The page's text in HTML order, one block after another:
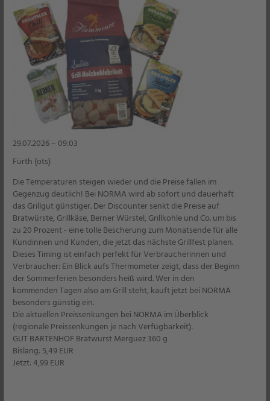
9,99
2er-Pack
SPIRIT OF MAUI
T-Shirt 2er-Pack
für Herren
8,99*
Filiale
29.07.2026 – 09:03
Fürth (ots)
Die Temperaturen steigen wieder und die Preise fallen im
Gegenzug deutlich! Bei NORMA wird ab sofort und dauerhaft
das Grillgut günstiger. Der Discounter senkt die Preise auf
Bratwürste, Grillkäse, Berner Würstel, Grillkohle und Co. um bis
zu 20 Prozent - eine tolle Bescherung zum Monatsende für alle
Kundinnen und Kunden, die jetzt das nächste Grillfest planen.
Dieses Timing ist einfach perfekt für Verbraucherinnen und
Verbraucher: Ein Blick aufs Thermometer zeigt, dass der Beginn
der Sommerferien besonders heiß wird. Wer in den
kommenden Tagen also am Grill steht, kauft jetzt bei NORMA
besonders günstig ein.
Die aktuellen Preissenkungen bei NORMA im Überblick
(regionale Preissenkungen je nach Verfügbarkeit):
GUT BARTENHOF Bratwurst Merguez 360 g
Bislang: 5,49 EUR
Jetzt: 4,99 EUR